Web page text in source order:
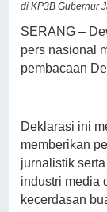
di KP3B Gubernur
SERANG –
pers nasional
pembacaan
Deklarasi ini
memberikan
jurnalistik
industri media
kecerdasan